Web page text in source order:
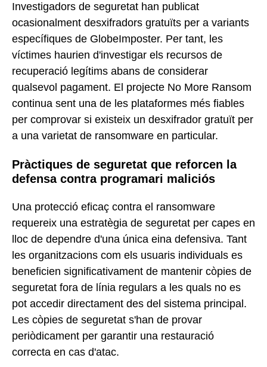
Investigadors de seguretat han publicat
ocasionalment desxifradors gratuïts per a variants
específiques de GlobeImposter. Per tant, les
víctimes haurien d'investigar els recursos de
recuperació legítims abans de considerar
qualsevol pagament. El projecte No More Ransom
continua sent una de les plataformes més fiables
per comprovar si existeix un desxifrador gratuït per
a una varietat de ransomware en particular.
Pràctiques de seguretat que reforcen la
defensa contra programari maliciós
Una protecció eficaç contra el ransomware
requereix una estratègia de seguretat per capes en
lloc de dependre d'una única eina defensiva. Tant
les organitzacions com els usuaris individuals es
beneficien significativament de mantenir còpies de
seguretat fora de línia regulars a les quals no es
pot accedir directament des del sistema principal.
Les còpies de seguretat s'han de provar
periòdicament per garantir una restauració
correcta en cas d'atac.